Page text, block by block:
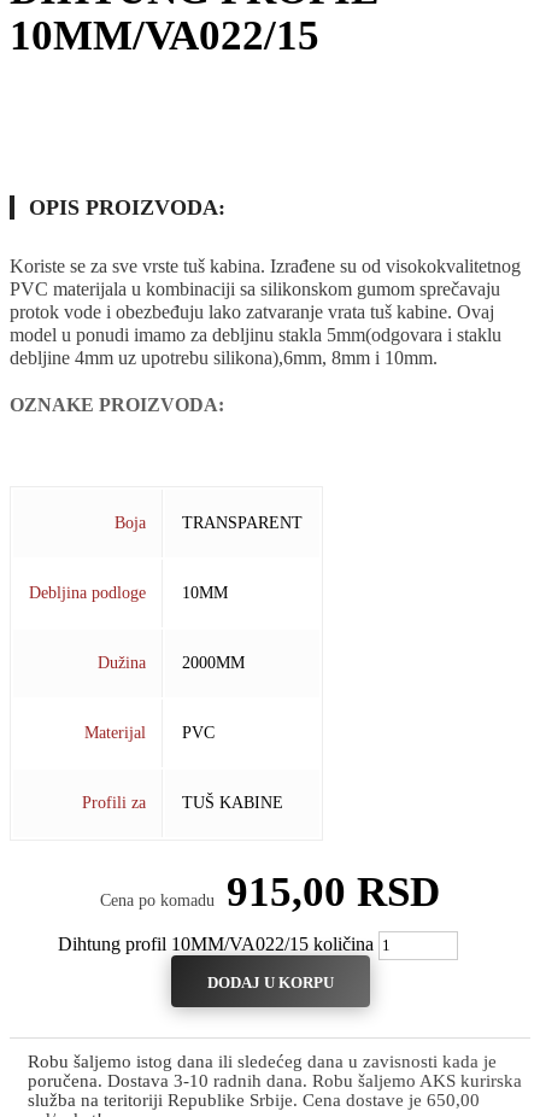
10MM/VA022/15
OPIS PROIZVODA:
Koriste se za sve vrste tuš kabina. Izrađene su od visokokvalitetnog
PVC materijala u kombinaciji sa silikonskom gumom sprečavaju
protok vode i obezbeđuju lako zatvaranje vrata tuš kabine. Ovaj
model u ponudi imamo za debljinu stakla 5mm(odgovara i staklu
debljine 4mm uz upotrebu silikona),6mm, 8mm i 10mm.
OZNAKE PROIZVODA:
Boja TRANSPARENT
Debljina podloge 10MM
Dužina 2000MM
Materijal PVC
Profili za TUŠ KABINE
Cena po komadu 915,00 RSD
Dihtung profil 10MM/VA022/15 količina
DODAJ U KORPU
Robu šaljemo istog dana ili sledećeg dana u zavisnosti kada je
poručena. Dostava 3-10 radnih dana. Robu šaljemo AKS kurirska
služba na teritoriji Republike Srbije. Cena dostave je 650,00